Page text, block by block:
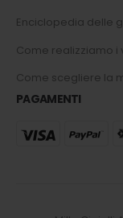
Enciclopedia delle
Come realizziamo i
Come scegliere la
PAGAMENTI